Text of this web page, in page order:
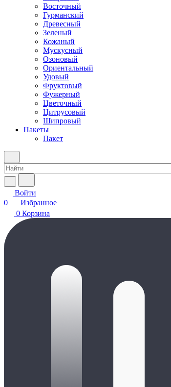
Восточный
Гурманский
Древесный
Зеленый
Кожаный
Мускусный
Озоновый
Ориентальный
Удовый
Фруктовый
Фужерный
Цветочный
Цитрусовый
Шипровый
Пакеты
Пакет
Войти
0
Избранное
0 Корзина